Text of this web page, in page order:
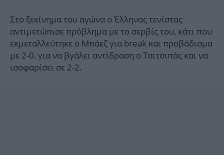
Στο ξεκίνημα του αγώνα ο Έλληνας τενίστας
αντιμετώπισε πρόβλημα με το σερβίς του, κάτι που
εκμεταλλεύτηκε ο Μπάεζ για break και προβάδισμα
με 2-0, για να βγάλει αντίδραση ο Τσιτσιπάς και να
ισοφαρίσει σε 2-2.